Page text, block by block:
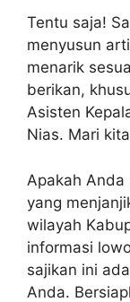
Tentu saja!
menyusun
menarik
berikan,
Asisten
Nias. Mari
Apakah
yang
wilayah
informasi
sajikan ini
Anda.